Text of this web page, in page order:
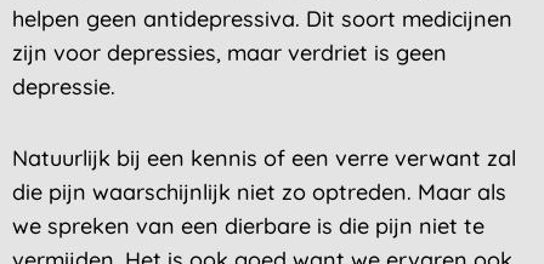
helpen geen antidepressiva. Dit soort medicijnen
zijn voor depressies, maar verdriet is geen
depressie.
Natuurlijk bij een kennis of een verre verwant zal
die pijn waarschijnlijk niet zo optreden. Maar als
we spreken van een dierbare is die pijn niet te